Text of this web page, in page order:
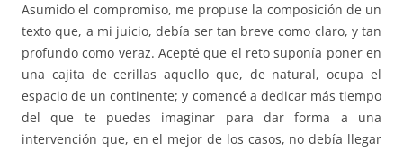
Asumido el compromiso, me propuse la composición de un
texto que, a mi juicio, debía ser tan breve como claro, y tan
profundo como veraz. Acepté que el reto suponía poner en
una cajita de cerillas aquello que, de natural, ocupa el
espacio de un continente; y comencé a dedicar más tiempo
del que te puedes imaginar para dar forma a una
intervención que, en el mejor de los casos, no debía llegar